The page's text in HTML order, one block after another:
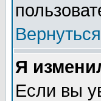
Я
Если вы